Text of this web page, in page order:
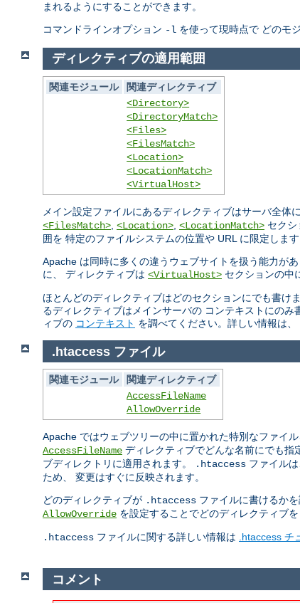
まれるようにすることができます。
コマンドラインオプション -l を使って現時点で どのモ
ディレクティブの適用範囲
関連モジュール
関連ディレクティブ
<Directory>
<DirectoryMatch>
<Files>
<FilesMatch>
<Location>
<LocationMatch>
<VirtualHost>
メイン設定ファイルにあるディレクティブはサーバ全
<FilesMatch> <Location> <LocationMatch> セク
囲を 特定のファイルシステムの位置や URL に限定しま
Apache は同時に多くの違うウェブサイトを扱う能力が
に、 ディレクティブは <VirtualHost> セクションの中
ほとんどのディレクティブはどのセクションにでも書け
るディレクティブはメインサーバの コンテキストにの
ィブの コンテキスト を調べてください。詳しい情報は、
.htaccess ファイル
関連モジュール
関連ディレクティブ
AccessFileName
AllowOverride
Apache ではウェブツリーの中に置かれた特別なファイ
AccessFileName ディレクティブでどんな名前にでも指
ブディレクトリに適用されます。
.htaccess ファイル
ため、 変更はすぐに反映されます。
どのディレクティブが .htaccess ファイルに書けるか
AllowOverride を設定することでどのディレクティブを
.htaccess ファイルに関する詳しい情報は .htaccess チ
コメント